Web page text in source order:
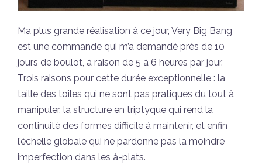
Ma plus grande réalisation à ce jour, Very Big Bang
est une commande qui m’a demandé près de 10
jours de boulot, à raison de 5 à 6 heures par jour.
Trois raisons pour cette durée exceptionnelle : la
taille des toiles qui ne sont pas pratiques du tout à
manipuler, la structure en triptyque qui rend la
continuité des formes difficile à maintenir, et enfin
l’échelle globale qui ne pardonne pas la moindre
imperfection dans les à-plats.